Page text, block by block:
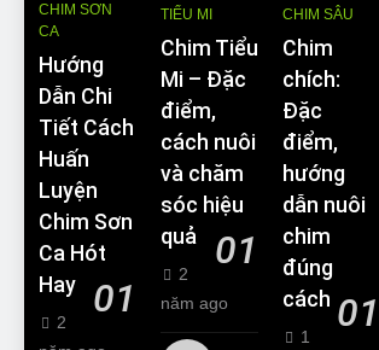
CHIM SƠN
CA
Hướng
Dẫn Chi
Tiết Cách
Huấn
Luyện
Chim Sơn
Ca Hót
Hay
01
2
TIỂU MI
Chim Tiểu
Mi – Đặc
điểm,
cách nuôi
và chăm
sóc hiệu
quả
01
2
năm ago
CHIM SÂU
Chim
chích:
Đặc
điểm,
hướng
dẫn nuôi
chim
đúng
cách 01
1